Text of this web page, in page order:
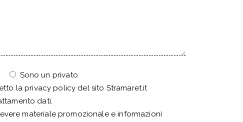
Sono un privato
laprivacy policy del sito Stramaret.it
dati.
materiale promozionale e informazioni